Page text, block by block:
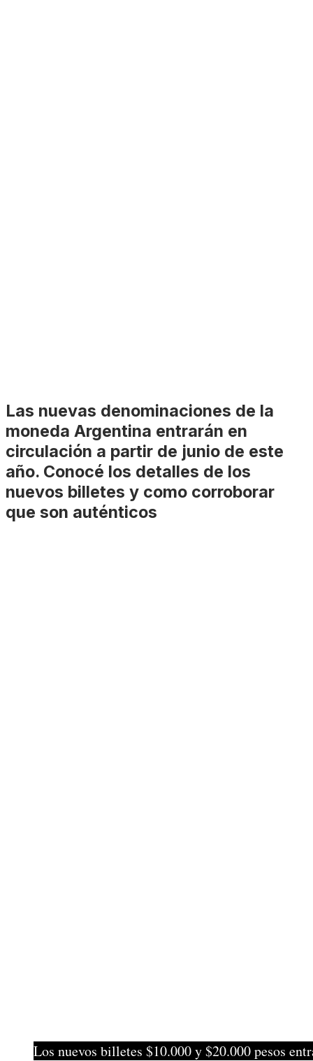
Las nuevas denominaciones de la
moneda Argentina entrarán en
circulación a partir de junio de este
año. Conocé los detalles de los
nuevos billetes y como corroborar
que son auténticos
Los nuevos billetes $10.000 y $20.000 pesos